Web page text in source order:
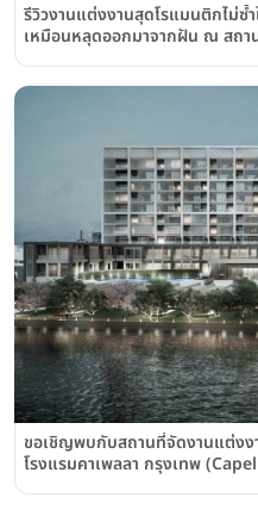
รีวิวงานแต่งงานสุดโรแมนติกไม่
เหมือนหลุดออกมาจากฝัน ณ สถา
ขอเชิญพบกับสถานที่จัดงานแต่งง
โรงแรมคาเพลลา กรุงเทพ